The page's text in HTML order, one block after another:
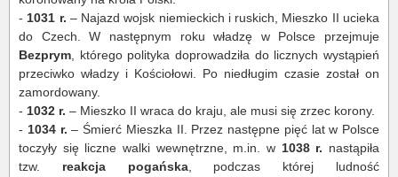
- 1031 r. – Najazd wojsk niemieckich i ruskich, Mieszko II ucieka
do Czech. W następnym roku władzę w Polsce przejmuje
Bezprym , którego polityka doprowadziła do licznych wystąpień
przeciwko władzy i Kościołowi. Po niedługim czasie został on
zamordowany.
- 1032 r. – Mieszko II wraca do kraju, ale musi się zrzec korony.
- 1034 r. – Śmierć Mieszka II. Przez następne pięć lat w Polsce
toczyły się liczne walki wewnętrzne, m.in. w 1038 r. nastąpiła
tzw. reakcja pogańska, podczas której ludność